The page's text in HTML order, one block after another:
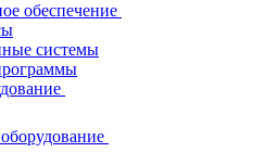
обеспечение
системы